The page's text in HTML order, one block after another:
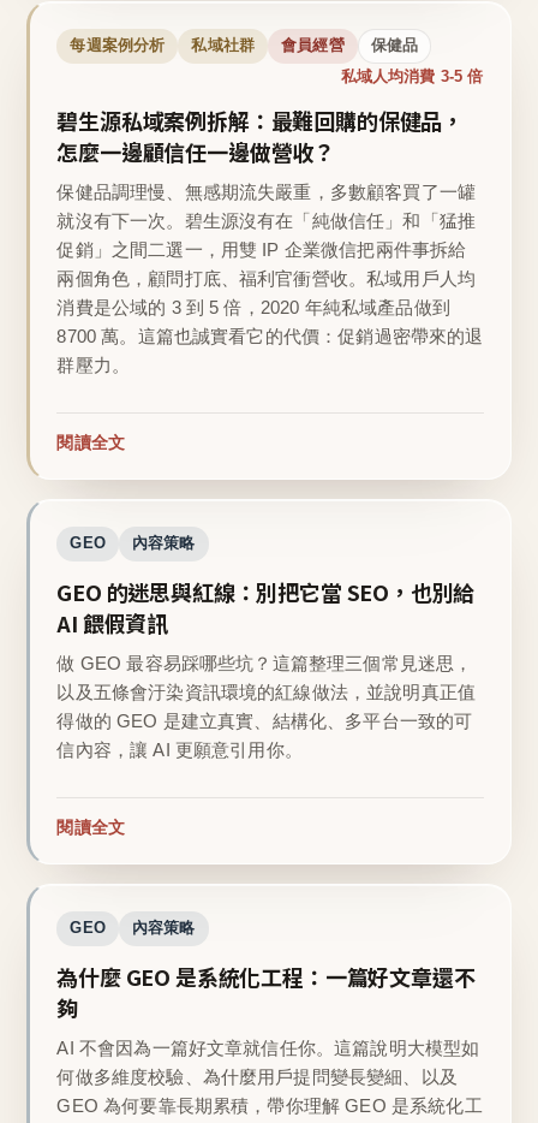
每週案例分析 私域社群 會員經營 保健品
私域人均消費 3-5 倍
碧生源私域案例拆解：最難回購的保健品，
怎麼一邊顧信任一邊做營收？
保健品調理慢、無感期流失嚴重，多數顧客買了一罐
就沒有下一次。碧生源沒有在「純做信任」和「猛推
促銷」之間二選一，用雙 IP 企業微信把兩件事拆給
兩個角色，顧問打底、福利官衝營收。私域用戶人均
消費是公域的 3 到 5 倍，2020 年純私域產品做到
8700 萬。這篇也誠實看它的代價：促銷過密帶來的退
群壓力。
閱讀全文
GEO 內容策略
GEO 的迷思與紅線：別把它當 SEO，也別給
AI 餵假資訊
做 GEO 最容易踩哪些坑？這篇整理三個常見迷思，
以及五條會汙染資訊環境的紅線做法，並說明真正值
得做的 GEO 是建立真實、結構化、多平台一致的可
信內容，讓 AI 更願意引用你。
閱讀全文
GEO 內容策略
為什麼 GEO 是系統化工程：一篇好文章還不
夠
AI 不會因為一篇好文章就信任你。這篇說明大模型如
何做多維度校驗、為什麼用戶提問變長變細、以及
GEO 為何要靠長期累積，帶你理解 GEO 是系統化工